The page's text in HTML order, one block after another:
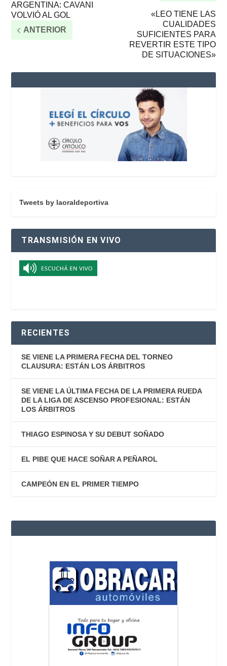
ARGENTINA: CAVANI
VOLVIÓ AL GOL
ANTERIOR
«LEO TIENE LAS
CUALIDADES
SUFICIENTES PARA
REVERTIR ESTE TIPO
DE SITUACIONES»
Tweets by laoraldeportiva
TRANSMISIÓN EN VIVO
RECIENTES
SE VIENE LA PRIMERA FECHA DEL TORNEO
CLAUSURA: ESTÁN LOS ÁRBITROS
SE VIENE LA ÚLTIMA FECHA DE LA PRIMERA RUEDA
DE LA LIGA DE ASCENSO PROFESIONAL: ESTÁN
LOS ÁRBITROS
THIAGO ESPINOSA Y SU DEBUT SOÑADO
EL PIBE QUE HACE SOÑAR A PEÑAROL
CAMPEÓN EN EL PRIMER TIEMPO